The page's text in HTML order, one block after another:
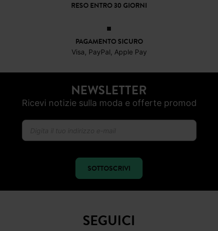
RESO ENTRO 30 GIORNI
PAGAMENTO SICURO
Visa, PayPal, Apple Pay
NEWSLETTER
Ricevi notizie sulla moda e offerte promod
SOTTOSCRIVI
SEGUICI